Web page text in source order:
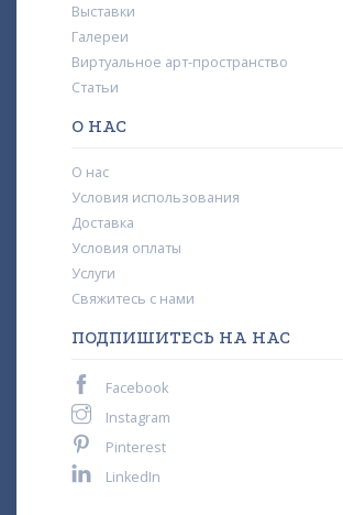
Выставки
Галереи
Виртуальное арт-пространство
Статьи
О НАС
О нас
Условия использования
Доставка
Условия оплаты
Услуги
Свяжитесь с нами
ПОДПИШИТЕСЬ НА НАС
Facebook
Instagram
Pinterest
LinkedIn